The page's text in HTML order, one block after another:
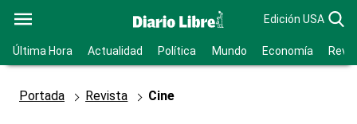
Edición USA
Última Hora Actualidad Política Mundo Economía
Portada Revista Cine